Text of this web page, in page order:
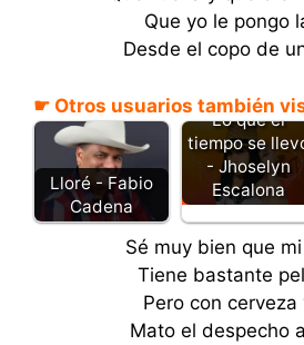
Que yo le pongo
Desde el copo de
☛ Otros usuarios también
Lloré - Fabio
Cadena
Lo que el
tiempo se
- Jhoselyn
Escalona
Sé muy bien que
Tiene bastante
Pero con cerveza
Mato el despecho